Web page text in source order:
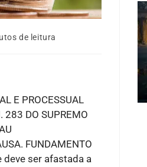
de leitura
E PROCESSUAL
283 DO SUPREMO
FUNDAMENTO
deve ser afastada a